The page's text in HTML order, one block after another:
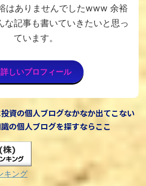
はありませんでしたwww 余裕
な記事も書いていきたいと思っ
ています。
詳しいプロフィール
資の個人ブログなかなか出てこない
の個人ブログを探すならここ
キング